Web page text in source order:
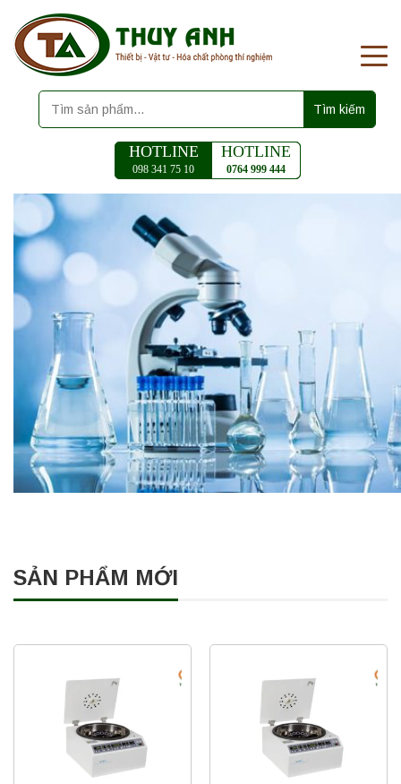
Tìm kiếm
HOTLINE
098 341 75 10
HOTLINE
0764 999 444
SẢN PHẨM MỚI